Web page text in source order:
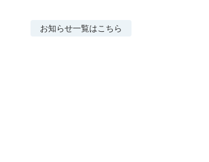
お知らせ一覧はこちら